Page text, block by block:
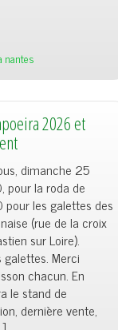
nantes
2026 et
dimanche 25
pour la roda de
les galettes des
(rue de la croix
sur Loire).
galettes. Merci
chacun. En
le stand de
dernière vente,